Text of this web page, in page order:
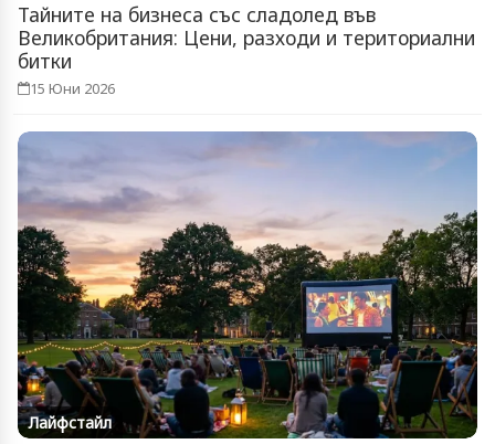
Тайните на бизнеса със сладолед във
Великобритания: Цени, разходи и териториални
битки
15 Юни 2026
Лайфстайл